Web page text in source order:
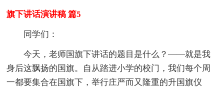
旗下讲话演讲稿 篇5
同学们：
今天，老师国旗下讲话的题目是什么？——就是我
身后这飘扬的国旗。自从踏进小学的校门，我们每个周
一都要集合在国旗下，举行庄严而又隆重的升国旗仪